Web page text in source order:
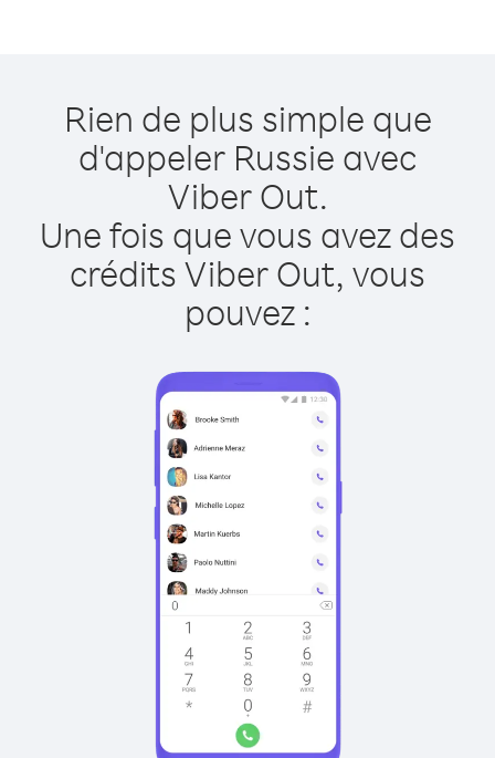
Rien de plus simple que
d'appeler Russie avec
Viber Out.
Une fois que vous avez des
crédits Viber Out, vous
pouvez :